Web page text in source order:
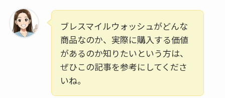
ブレスマイルウォッシュがどんな
商品なのか、実際に購入する価値
があるのか知りたいという方は、
ぜひこの記事を参考にしてくださ
いね。